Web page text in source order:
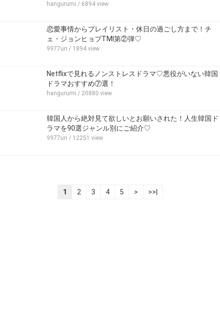
hangurumi / 6894 view
恋愛事情からプレイリスト・休日の過ごし方まで！チ
ェ・ジョンヒョプTMI第②弾♡
9977uri / 1894 view
Netflixで見れるノンストレスドラマ♡悪役がいない韓国
ドラマおすすめ⑦選！
hangurumi / 20880 view
韓国人から絶対見て欲しいとお願いされた！人生韓国ド
ラマを90選ジャンル別にご紹介♡
9977uri / 12251 view
1 2 3 4 5 > >>|